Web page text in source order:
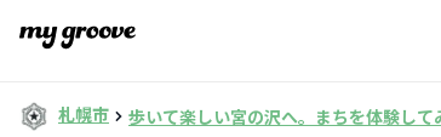
札幌市 歩いて楽しい宮の沢へ。まちを体験して